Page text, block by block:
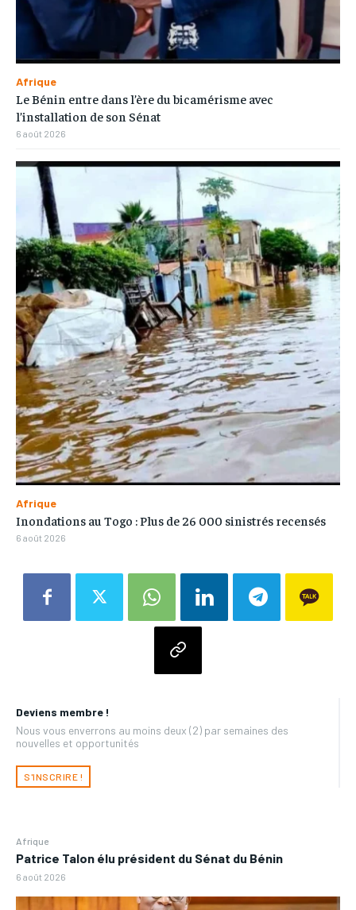
Deviens membre !
Nous vous enverrons au moins deux (2) par semaines des
nouvelles et opportunités
S'INSCRIRE !
Afrique
Patrice Talon élu président du Sénat du Bénin
6 août 2026
Afrique
Le Bénin entre dans l’ère du bicamérisme avec
l’installation de son Sénat
6 août 2026
Afrique
Inondations au Togo : Plus de 26 000 sinistrés recensés
6 août 2026